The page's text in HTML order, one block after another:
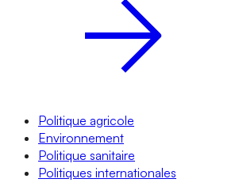
Politique agricole
Environnement
Politique sanitaire
Politiques internationales